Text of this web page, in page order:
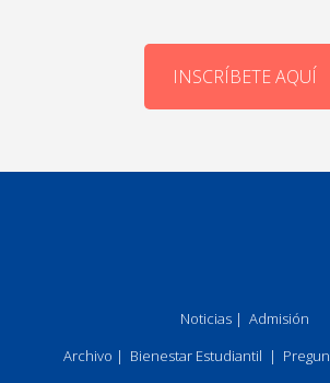
INSCRÍBETE AQUÍ
Noticias | Admisión
Archivo | Bienestar Estudiantil |